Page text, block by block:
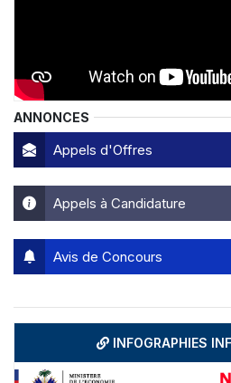
ANNONCES
Appels d'Offres
Appels à Candidature
Avis de Concours
INFOGRAPHIES